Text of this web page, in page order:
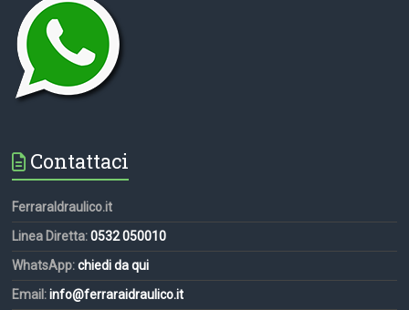
Contattaci
FerraraIdraulico.it
Linea Diretta:0532 050010
WhatsApp:chiedi da qui
Email:info@ferraraidraulico.it